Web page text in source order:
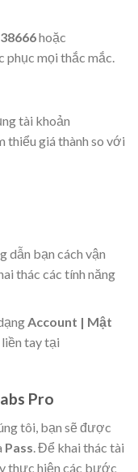
hoặc
phục mọi thắc mắc.
tài khoản
thiểu giá thành so với
dẫn bạn cách vận
thác các tính năng
Account | Mật
tay tại
Pro
tôi, bạn sẽ được
Pass. Để khai thác tài
thực hiện các bước